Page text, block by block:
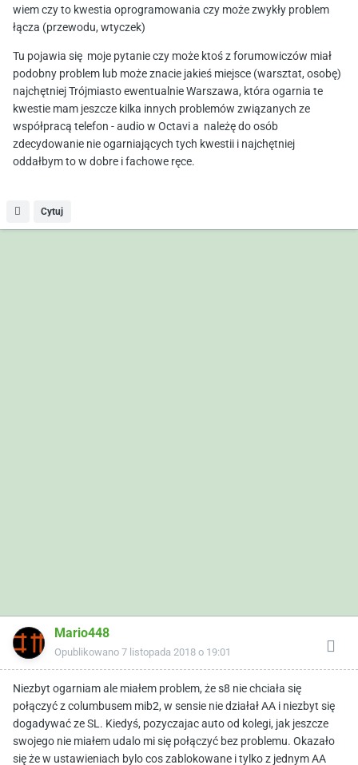
wiem czy to kwestia oprogramowania czy może zwykły problem
łącza (przewodu, wtyczek)
Tu pojawia się moje pytanie czy może ktoś z forumowiczów miał
podobny problem lub może znacie jakieś miejsce (warsztat, osobę)
najchętniej Trójmiasto ewentualnie Warszawa, która ogarnia te
kwestie mam jeszcze kilka innych problemów związanych ze
współpracą telefon - audio w Octavi a należę do osób
zdecydowanie nie ogarniających tych kwestii i najchętniej
oddałbym to w dobre i fachowe ręce.
Cytuj
Mario448
Opublikowano 7 listopada 2018 o 19:01
Niezbyt ogarniam ale miałem problem, że s8 nie chciała się
połączyć z columbusem mib2, w sensie nie działał AA i niezbyt się
dogadywać ze SL. Kiedyś, pozyczajac auto od kolegi, jak jeszcze
swojego nie miałem udalo mi się połączyć bez problemu. Okazało
się że w ustawieniach bylo cos zablokowane i tylko z jednym AA